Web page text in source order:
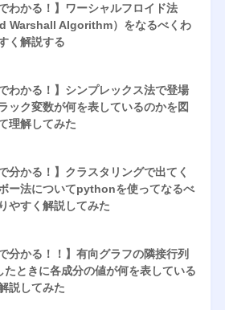
でわかる！】ワーシャルフロイド法
Warshall Algorithm）をなるべくわ
く解説する
でわかる！】シンプレックス法で登場
ック変数が何を表しているのかを図
理解してみた
分かる！】クラスタリングで出てく
ー法についてpythonを使ってなるべ
やすく解説してみた
で分かる！！】有向グラフの隣接行列
たときに各成分の値が何を表している
説してみた